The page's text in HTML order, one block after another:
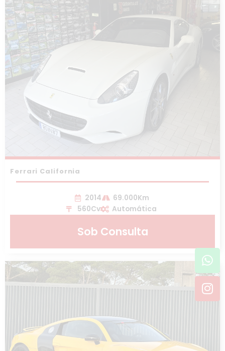
Ferrari California
2014
69.000Km
560Cv
Automática
Sob Consulta